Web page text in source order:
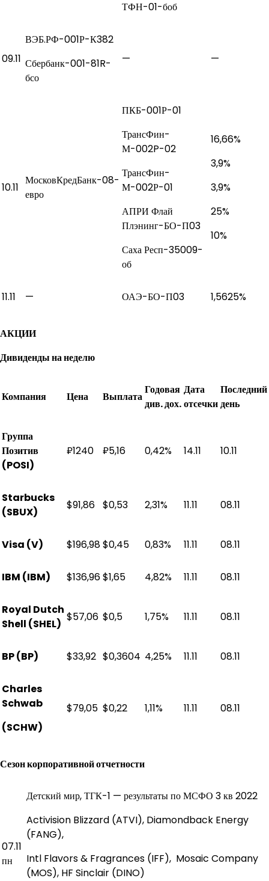
ТФН-01-боб
09.11
ВЭБ.РФ-001Р-К382
Сбербанк-001-81R-
бсо
— —
10.11
МосковКредБанк-08-
евро
ПКБ-001Р-01
ТрансФин-
М-002P-02
ТрансФин-
М-002Р-01
АПРИ Флай
Плэнинг-БО-П03
Саха Респ-35009-
об
16,66%
3,9%
3,9%
25%
10%
11.11 — ОАЭ-БО-П03 1,5625%
АКЦИИ
Дивиденды на неделю
Компания Цена Выплата
Годовая
див. дох.
Дата
отсечки
Последний
день
Группа
Позитив
(POSI)
₽1240 ₽5,16 0,42% 14.11 10.11
Starbucks
(SBUX)
$91,86 $0,53 2,31% 11.11 08.11
Visa (V) $196,98$0,45 0,83% 11.11 08.11
IBM (IBM) $136,96$1,65 4,82% 11.11 08.11
Royal Dutch
Shell (SHEL)
$57,06 $0,5 1,75% 11.11 08.11
BP (BP) $33,92 $0,3604 4,25% 11.11 08.11
Charles
Schwab
(SCHW)
$79,05 $0,22 1,11% 11.11 08.11
Сезон корпоративной отчетности
07.11
пн
Детский мир, ТГК-1 — результаты по МСФО 3 кв 2022
Activision Blizzard (ATVI), Diamondback Energy
(FANG),
Intl Flavors & Fragrances (IFF), Mosaic Company
(MOS), HF Sinclair (DINO)